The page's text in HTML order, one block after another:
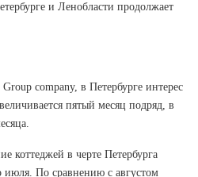
и Ленобласти продолжает
company, в Петербурге интерес
пятый месяц подряд, в
коттеджей в черте Петербурга
июля. По сравнению с августом